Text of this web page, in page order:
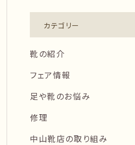
カテゴリー
靴の紹介
フェア情報
足や靴のお悩み
修理
中山靴店の取り組み